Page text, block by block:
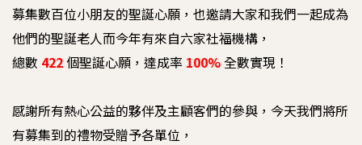
募集數百位小朋友的聖誕心願，也邀請大家和我們一起成為
他們的聖誕老人而今年有來自六家社福機構，
總數 422個聖誕心願，達成率 100%全數實現！
感謝所有熱心公益的夥伴及主顧客們的參與，今天我們將所
有募集到的禮物受贈予各單位，